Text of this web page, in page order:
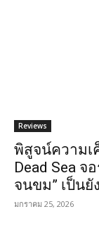
Reviews
พิสูจน์ความเ
Dead Sea จ
จนขม” เป็นยั
มกราคม 25, 2026